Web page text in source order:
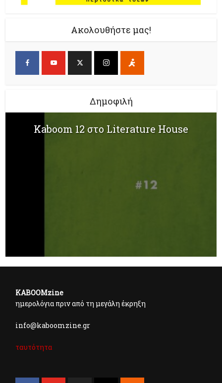
Ακολουθήστε μας!
Δημοφιλή
Kaboom 12 στο Literature House
KABOOMzine
ημερολόγια πριν από τη μεγάλη έκρηξη
info@kaboomzine.gr
ταυτότητα